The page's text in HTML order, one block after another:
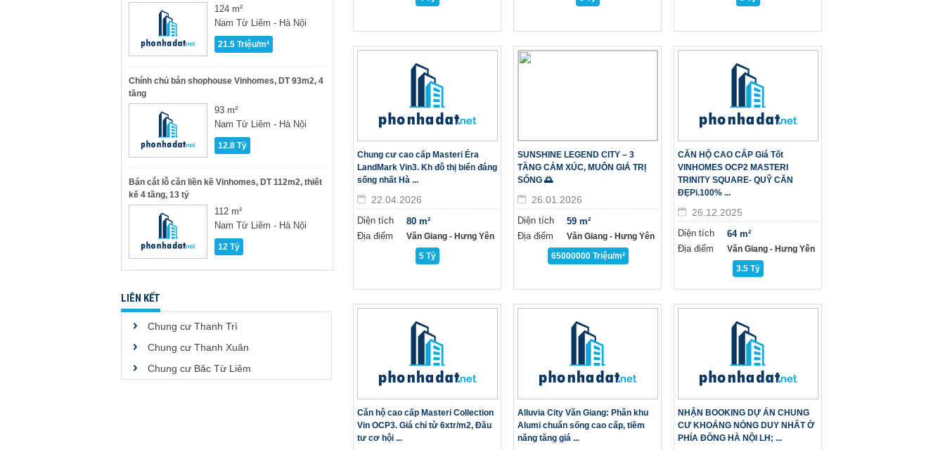
124 m²
Nam Từ Liêm - Hà Nội
21.5 Triệu/m²
Chính chủ bán shophouse Vinhomes, DT 93m2, 4
tầng
93 m²
Nam Từ Liêm - Hà Nội
12.8 Tỷ
Bán cắt lỗ căn liền kề Vinhomes, DT 112m2, thiết
kế 4 tầng, 13 tỷ
112 m²
Nam Từ Liêm - Hà Nội
12 Tỷ
LIÊN KẾT
Chung cư Thanh Trì
Chung cư Thanh Xuân
Chung cư Băc Từ Liêm
Chung cư cao cấp Masteri Ẻra
LandMark Vin3. Kh đô thị biển đáng
sống nhất Hà ...
22.04.2026
Diện tích
Địa điểm
80 m²
Văn Giang - Hưng Yên
5 Tỷ
SUNSHINE LEGEND CITY – 3
TẦNG CẢM XÚC, MUÔN GIÁ TRỊ
SỐNG 🌅
26.01.2026
Diện tích
Địa điểm
59 m²
Văn Giang - Hưng Yên
65000000 Triệu/m²
CĂN HỘ CAO CẤP Giá Tốt
VINHOMES OCP2 MASTERI
TRINITY SQUARE- QUỸ CĂN
ĐẸPi.100% ...
26.12.2025
Diện tích
Địa điểm
64 m²
Văn Giang - Hưng Yên
3.5 Tỷ
Căn hộ cao cấp Masteri Collection
Vin OCP3. Giá chỉ từ 6xtr/m2, Đầu
tư cơ hội ...
Alluvia City Văn Giang: Phân khu
Alumi chuẩn sống cao cấp, tiềm
năng tăng giá ...
NHẬN BOOKING DỰ ÁN CHUNG
CƯ KHOÁNG NÓNG DUY NHẤT Ở
PHÍA ĐÔNG HÀ NỘI LH; ...